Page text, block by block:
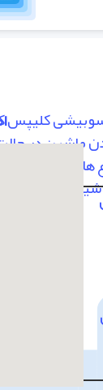
کلیپس
ماشین در
های پشت آمپر
سرعت 80 به بالا